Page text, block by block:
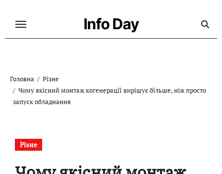
Info Day
Головна
Різне
Чому якісний монтаж когенерації вирішує більше, ніж просто
запуск обладнання
Різне